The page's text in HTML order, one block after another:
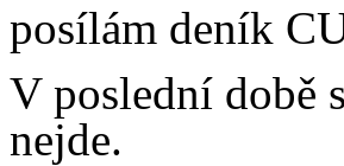
posílám deník
V poslední době
nejde.